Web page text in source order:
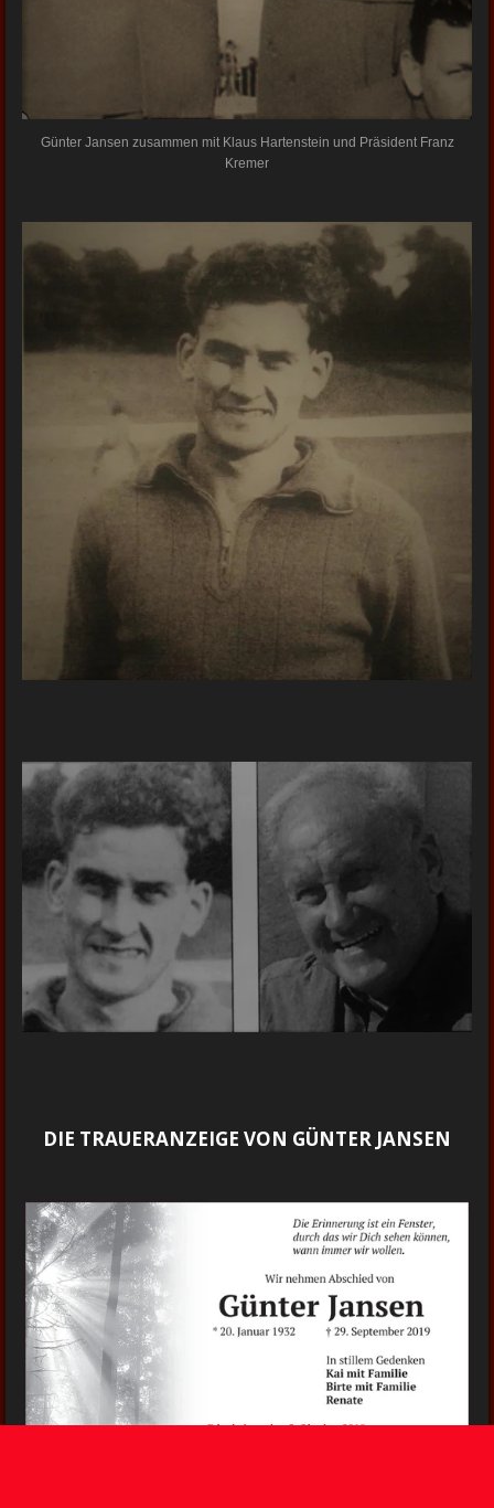
Günter Jansen zusammen mit Klaus Hartenstein und Präsident Franz
Kremer
DIE TRAUERANZEIGE VON GÜNTER JANSEN